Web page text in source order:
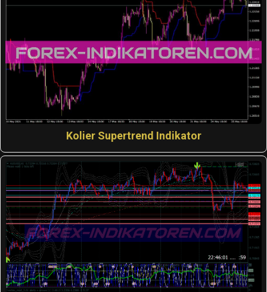
Kolier Supertrend Indikator